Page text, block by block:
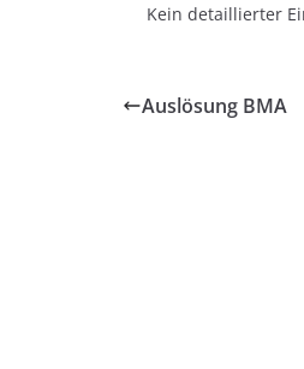
Kein detaillierter
Auslösung BMA